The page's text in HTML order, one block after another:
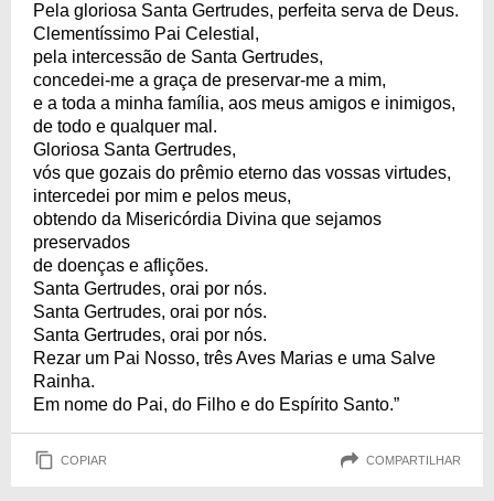
Pela gloriosa Santa Gertrudes, perfeita serva de Deus.
Clementíssimo Pai Celestial,
pela intercessão de Santa Gertrudes,
concedei-me a graça de preservar-me a mim,
e a toda a minha família, aos meus amigos e inimigos,
de todo e qualquer mal.
Gloriosa Santa Gertrudes,
vós que gozais do prêmio eterno das vossas virtudes,
intercedei por mim e pelos meus,
obtendo da Misericórdia Divina que sejamos
preservados
de doenças e aflições.
Santa Gertrudes, orai por nós.
Santa Gertrudes, orai por nós.
Santa Gertrudes, orai por nós.
Rezar um Pai Nosso, três Aves Marias e uma Salve
Rainha.
Em nome do Pai, do Filho e do Espírito Santo.”
COPIAR COMPARTILHAR